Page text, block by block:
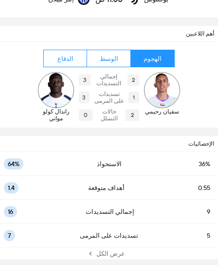
أهم اللاعبين
الهجوم الوسط الدفاع
سفيان رحيمي
2
إجمالي
التسديدات
3
1
تسديدات
على المرمى
3
2
حالات
التسلل
0
راندال كولو
مواني
الإحصائيات
36% الاستحواذ 64%
0.55 أهداف متوقعة 1.4
9 إجمالي التسديدات 16
5 تسديدات على المرمى 7
عرض الكل